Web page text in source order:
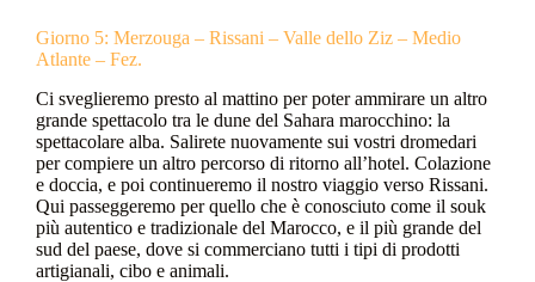
Giorno 5: Merzouga – Rissani – Valle dello Ziz – Medio
Atlante – Fez.
Ci sveglieremo presto al mattino per poter ammirare un altro
grande spettacolo tra le dune del Sahara marocchino: la
spettacolare alba. Salirete nuovamente sui vostri dromedari
per compiere un altro percorso di ritorno all’hotel. Colazione
e doccia, e poi continueremo il nostro viaggio verso Rissani.
Qui passeggeremo per quello che è conosciuto come il souk
più autentico e tradizionale del Marocco, e il più grande del
sud del paese, dove si commerciano tutti i tipi di prodotti
artigianali, cibo e animali.